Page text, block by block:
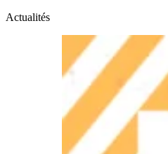
Actualités